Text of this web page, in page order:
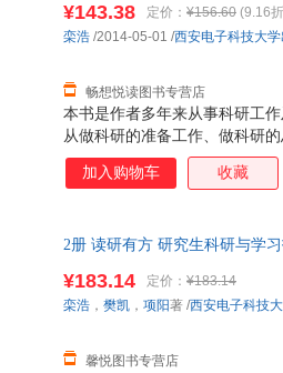
本书是作者多年来从事科研工
从做科研的准备工作、做科研
具四方面，系统地介绍了科研
些独特经验和技巧。通过阅读
级、硕士和博士研究生阅读。
¥143.38 定价： ¥156.60 (9.16
畅想悦读图书专营店
栾浩 /2014-05-01 /西安电子科技大
加入购物车 收藏
2册 读研有方 研究生科研与学
线当当客服
¥183.14 定价： ¥183.14
馨悦图书专营店
栾浩 ， 樊凯 ， 项阳著 /西安电子科技